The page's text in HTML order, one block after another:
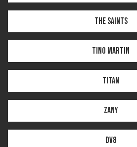
The Saints
Tino Martin
Titan
Zany
DV8